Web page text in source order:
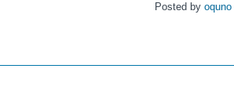
Posted by oquno